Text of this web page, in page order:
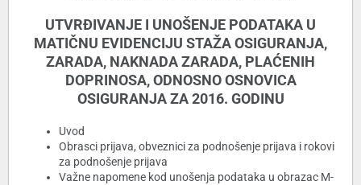
UTVRĐIVANJE I UNOŠENJE PODATAKA U
MATIČNU EVIDENCIJU STAŽA OSIGURANJA,
ZARADA, NAKNADA ZARADA, PLAĆENIH
DOPRINOSA, ODNOSNO OSNOVICA
OSIGURANJA ZA 2016. GODINU
Uvod
Obrasci prijava, obveznici za podnošenje prijava i rokovi
za podnošenje prijava
Važne napomene kod unošenja podataka u obrazac M-